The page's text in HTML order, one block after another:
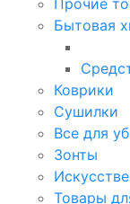
Прочие
Бытовая
Коврики
Сушилки
Все для
Зонты
Товары